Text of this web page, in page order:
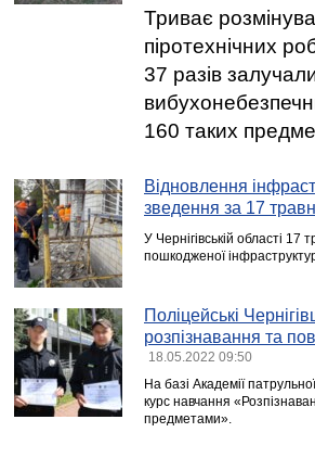
Триває
піротехнічних
37 разів
160 таких
Відновлення
зведення за 17
У Чернігівській області
пошкодженої
Поліцейські
розпізнавання та
18.05.2022 09:50
На базі Академії
курс навчання
предметами».